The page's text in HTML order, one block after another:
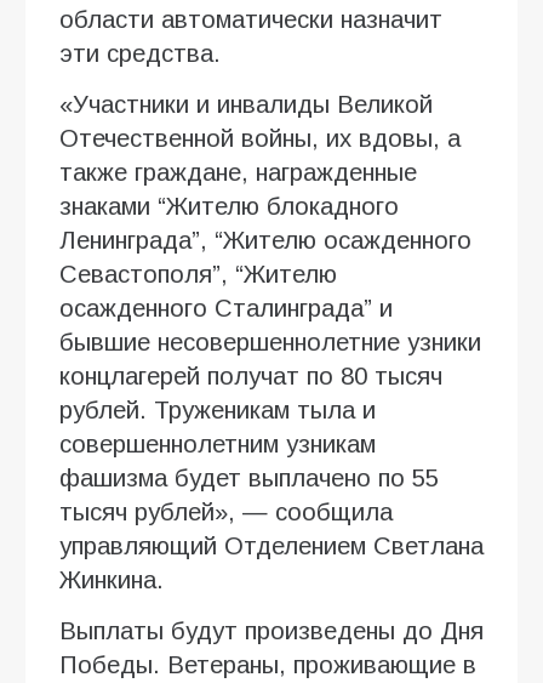
области автоматически назначит
эти средства.
«Участники и инвалиды Великой
Отечественной войны, их вдовы, а
также граждане, награжденные
знаками “Жителю блокадного
Ленинграда”, “Жителю осажденного
Севастополя”, “Жителю
осажденного Сталинграда” и
бывшие несовершеннолетние узники
концлагерей получат по 80 тысяч
рублей. Труженикам тыла и
совершеннолетним узникам
фашизма будет выплачено по 55
тысяч рублей», — сообщила
управляющий Отделением Светлана
Жинкина.
Выплаты будут произведены до Дня
Победы. Ветераны, проживающие в